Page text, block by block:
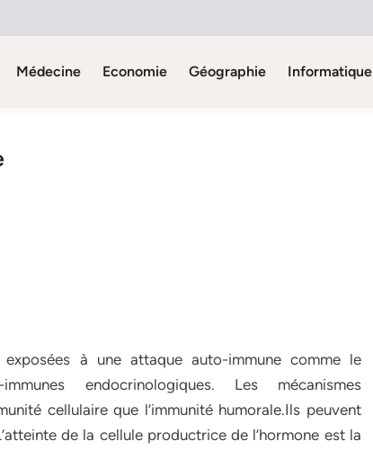
Médecine Economie Géographie Informatique
à une attaque auto-immune comme le
endocrinologiques. Les mécanismes
cellulaire que l’immunité humorale.Ils peuvent
de la cellule productrice de l’hormone est la